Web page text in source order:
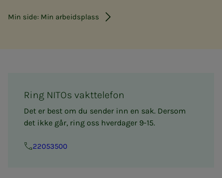
Min side: Min arbeidsplass
Ring NITOs vakttelefon
Det er best om du sender inn en sak. Dersom
det ikke går, ring oss hverdager 9-15.
22053500